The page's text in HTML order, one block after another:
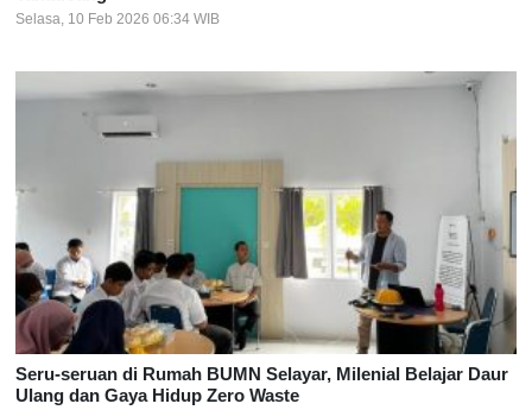
Selasa, 10 Feb 2026 06:34 WIB
Seru-seruan di Rumah BUMN Selayar, Milenial Belajar Daur
Ulang dan Gaya Hidup Zero Waste